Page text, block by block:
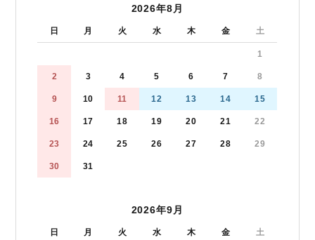
2026年8月
日 月 火 水 木 金 土
1
2 3 4 5 6 7 8
9 10 11 12 13 14 15
16 17 18 19 20 21 22
23 24 25 26 27 28 29
30 31
2026年9月
日 月 火 水 木 金 土